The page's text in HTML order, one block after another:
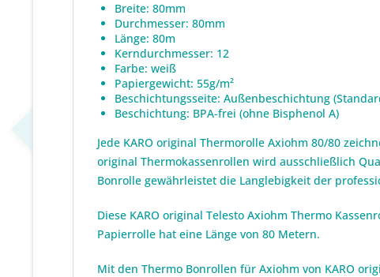
Breite: 80mm
Durchmesser: 80mm
Länge: 80m
Kerndurchmesser: 12
Farbe: weiß
Papiergewicht: 55g/m²
Beschichtungsseite: Außenbeschichtung
Beschichtung: BPA-frei (ohne Bisphenol A)
Jede KARO original Thermorolle Axiohm 80/80
original Thermokassenrollen wird ausschließlich
Bonrolle gewährleistet die Langlebigkeit der
Diese KARO original Telesto Axiohm Thermo
Papierrolle hat eine Länge von 80 Metern.
Mit den Thermo Bonrollen für Axiohm von KARO